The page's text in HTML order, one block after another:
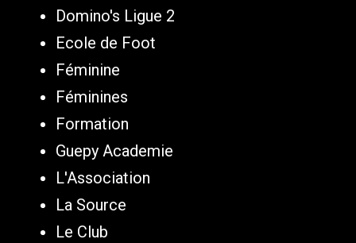
Domino's Ligue 2
Ecole de Foot
Féminine
Féminines
Formation
Guepy Academie
L'Association
La Source
Le Club